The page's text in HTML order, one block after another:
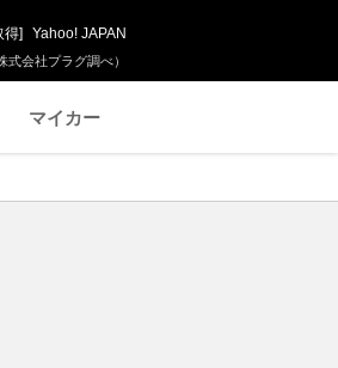
会社プラグ調べ）
得] Yahoo! JAPAN
マイカー